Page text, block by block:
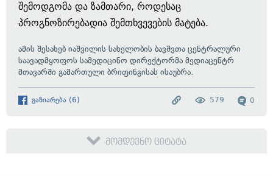
შემოდგომა და ზამთარი, როდესაც
პროგნოზირებადია შემთხვევების მატება.
ამის შესახებ იაშვილის სახელობის ბავშვთა ცენტრალური
საავადმყოფოს სამედიცინო დირექტორმა მედიაცენტრ
მთავარში გამართული ბრიფინგისას ისაუბრა.
გაზიარება (6) 0
579
მომდევნო ციტატა